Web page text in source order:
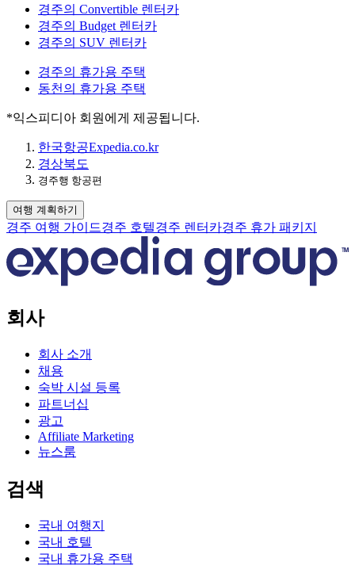
경주의 Convertible 렌터카
경주의 Budget 렌터카
경주의 SUV 렌터카
경주의 휴가용 주택
동천의 휴가용 주택
*익스피디아 회원에게 제공됩니다.
한국항공Expedia.co.kr
경상북도
경주행 항공편
여행 계획하기
경주 여행 가이드경주 호텔경주 렌터카경주 휴가 패키지
회사
회사 소개
채용
숙박 시설 등록
파트너십
광고
Affiliate Marketing
뉴스룸
검색
국내 여행지
국내 호텔
국내 휴가용 주택